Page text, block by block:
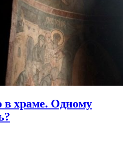
храме. Одному